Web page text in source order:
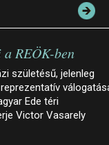
REÖK-ben
születésű, jelenleg
Ede téri
Victor Vasarely